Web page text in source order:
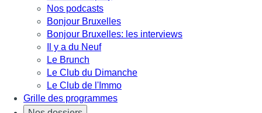
Nos podcasts
Bonjour Bruxelles
Bonjour Bruxelles: les interviews
Il y a du Neuf
Le Brunch
Le Club du Dimanche
Le Club de l'Immo
Grille des programmes